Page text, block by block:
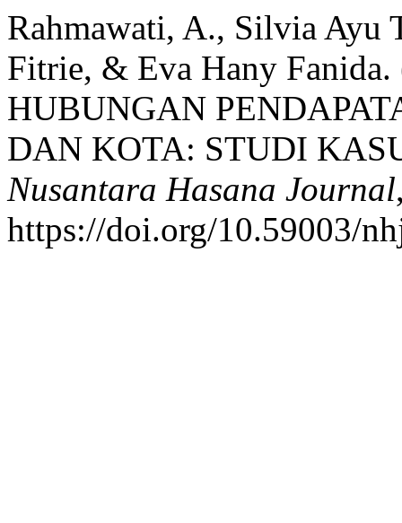
Rahmawati, A., Silvia Ayu
Fitrie, & Eva Hany
HUBUNGAN
DAN KOTA: STUDI
Nusantara Hasana Journal
https://doi.org/10.59003/